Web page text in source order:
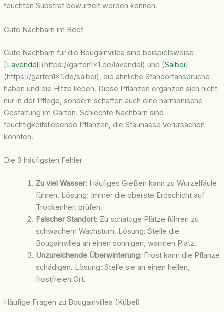
feuchten Substrat bewurzelt werden können.
Gute Nachbarn im Beet
Gute Nachbarn für die Bougainvillea sind beispielsweise
[Lavendel](https://garten1x1.de/lavendel) und [Salbei]
(https://garten1x1.de/salbei), die ähnliche Standortansprüche
haben und die Hitze lieben. Diese Pflanzen ergänzen sich nicht
nur in der Pflege, sondern schaffen auch eine harmonische
Gestaltung im Garten. Schlechte Nachbarn sind
feuchtigkeitsliebende Pflanzen, die Staunässe verursachen
könnten.
Die 3 häufigsten Fehler
Zu viel Wasser: Häufiges Gießen kann zu Wurzelfäule
führen. Lösung: Immer die oberste Erdschicht auf
Trockenheit prüfen.
Falscher Standort: Zu schattige Plätze führen zu
schwachem Wachstum. Lösung: Stelle die
Bougainvillea an einen sonnigen, warmen Platz.
Unzureichende Überwinterung: Frost kann die Pflanze
schädigen. Lösung: Stelle sie an einen hellen,
frostfreien Ort.
Häufige Fragen zu Bougainvillea (Kübel)